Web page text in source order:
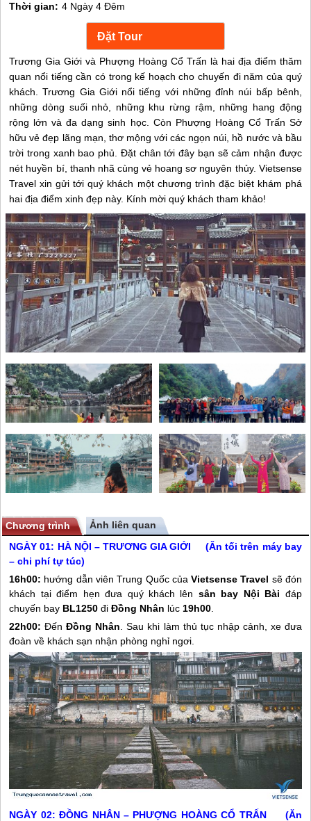
Thời gian: 4 Ngày 4 Đêm
Trương Gia Giới và Phượng Hoàng Cổ Trấn là hai địa điểm thăm
quan nổi tiếng cần có trong kế hoạch cho chuyến đi năm của quý
khách. Trương Gia Giới nổi tiếng với những đỉnh núi bấp bênh,
những dòng suối nhỏ, những khu rừng rậm, những hang động
rộng lớn và đa dạng sinh học. Còn Phượng Hoàng Cổ Trấn Sở
hữu vẻ đẹp lãng mạn, thơ mộng với các ngọn núi, hồ nước và bầu
trời trong xanh bao phủ. Đặt chân tới đây bạn sẽ cảm nhận được
nét huyền bí, thanh nhã cùng vẻ hoang sơ nguyên thủy. Vietsense
Travel xin gửi tới quý khách một chương trình đặc biệt khám phá
hai địa điểm xinh đẹp này. Kính mời quý khách tham khảo!
Chương trình
Ảnh liên quan
NGÀY 01: HÀ NỘI – TRƯƠNG GIA GIỚI (Ăn tối trên máy bay
– chi phí tự túc)
16h00: hướng dẫn viênTrung QuốccủaVietsense Travel sẽ đón
khách tại điểm hẹn đưa quý khách lên sân bay Nội Bài đáp
chuyến bay BL1250 điĐồng Nhân lúc 19h00
22h00: ĐếnĐồng Nhân . Sau khi làm thủ tục nhập cảnh, xe đưa
đoàn về khách sạn nhận phòng nghỉ ngơi.
NGÀY 02: ĐỒNG NHÂN – PHƯỢNG HOÀNG CỔ TRẤN (Ăn